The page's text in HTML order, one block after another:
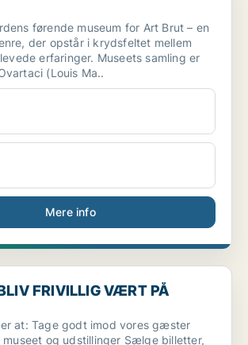
førende museum for Art Brut – en
der opstår i krydsfeltet mellem
erfaringer. Museets samling er
(Louis Ma..
Mere info
VÆRT PÅ [xxxxx]
FRIVILLIG VÆRT PÅ
at: Tage godt imod vores gæster
og udstillinger Sælge billetter,